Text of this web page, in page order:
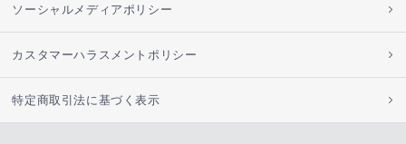
ソーシャルメディアポリシー
カスタマーハラスメントポリシー
特定商取引法に基づく表示